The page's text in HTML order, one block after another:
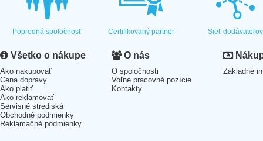
Popredná spoločnosť Certifikovaný partner Sieť dodávateľov
Všetko o nákupe
Ako nakupovať
Cena dopravy
Ako platiť
Ako reklamovať
Servisné strediská
Obchodné podmienky
Reklamačné podmienky
O nás
O spoločnosti
Voľné pracovné pozície
Kontakty
Základné